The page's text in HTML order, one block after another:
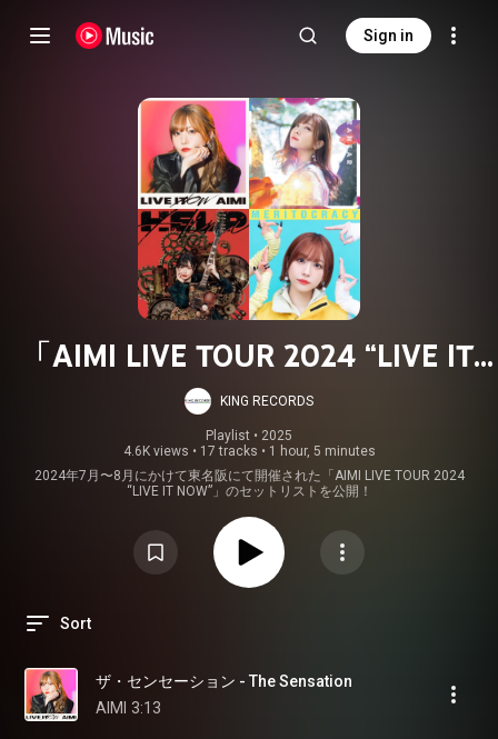
Sign in
「AIMI LIVE TOUR 2024 “LIVE IT
NOW”」SETLIST
KING RECORDS
Playlist • 2025
4.6K views • 17 tracks • 1 hour, 5 minutes
2024年7月〜8月にかけて東名阪にて開催された「AIMI LIVE TOUR 2024
“LIVE IT NOW”」のセットリストを公開！
Sort
ザ・センセーション - The Sensation
AIMI 3:13